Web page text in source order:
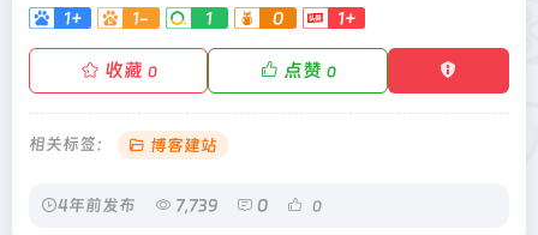
1+ 1- 1 0 1+
收藏 0 点赞 0
相关标签： 博客建站
4年前发布 7,739 0 0